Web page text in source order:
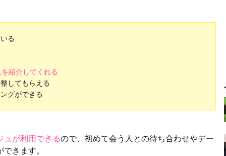
る
紹介してくれる
してもらえる
グができる
ュが利用できるので、初めて会う人との待ち合わせやデー
きます。